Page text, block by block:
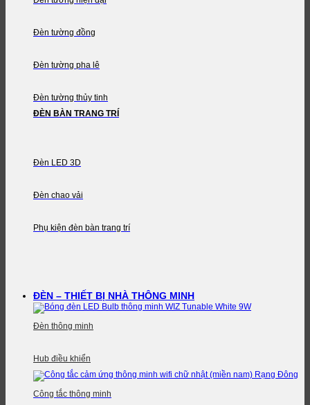
Đèn tường đồng
Đèn tường pha lê
Đèn tường thủy tinh
ĐÈN BÀN TRANG TRÍ
Đèn LED 3D
Đèn chao vải
Phụ kiện đèn bàn trang trí
ĐÈN – THIẾT BỊ NHÀ THÔNG MINH
Đèn thông minh
Hub điều khiển
Công tắc thông minh